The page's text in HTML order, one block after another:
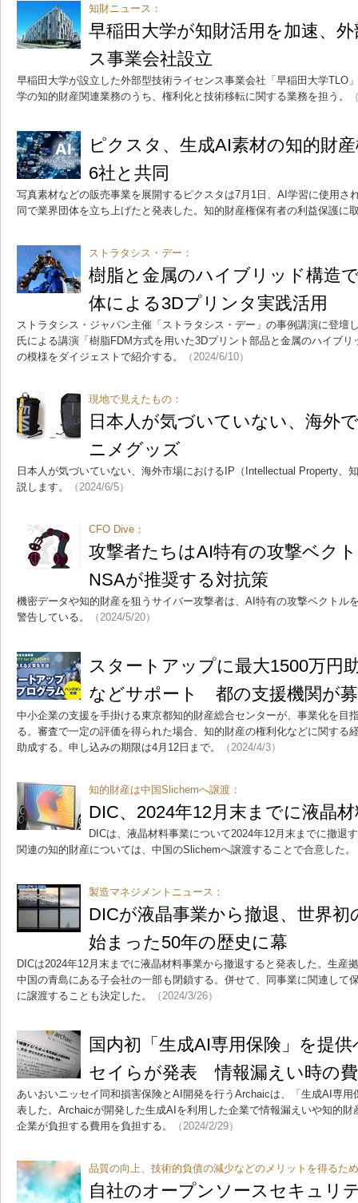
知財ニュース：
早稲田大学が知財活用を加速、
ス事業会社設立
早稲田大学が設立した外部型技術ライセンス事業会社「早稲田大学TLO
学の知的財産関連業務のうち、権利化と技術移転に関する業務を担う。
ピクスタ、生成AI素材の知的財
6社と共同
写真素材などの販売事業を展開するピクスタは7月1日、AI学習に使用さ
同で業界団体を立ち上げたと発表した。知的財産権保有者の利益保護に
ストラタシス・デー：
樹脂と金属のハイブリッド構造
体による3Dプリンタ実践活用
ストラタシス・ジャパン主催「ストラタシス・デー」の事例講演に登壇
氏による講演「樹脂FDM方式を用いた3Dプリント部品と金属のハイブ
の模様をダイジェストで紹介する。
（2024/6/10）
現地で見えたもの：
日本人が気づいていない、海外
ニメグッズ
日本人が気づいていない、海外市場におけるIP（Intellectual Property、
説します。
（2024/6/5）
CFO Dive：
攻撃者たちはAI特有の攻撃ベ
NSAが推奨する対抗策
機密データや知的財産を狙うサイバー攻撃者は、AI特有の攻撃ベクトル
警告している。
（2024/5/20）
スタートアップに最大1500万
などサポート 都の支援機関が
中小企業の支援を手掛ける東京都知的財産総合センターが、事業化を目
る。審査で一定の評価を得られた場合、知的財産の権利化などに関する
助成する。申し込みの期限は4月12日まで。
（2024/4/3）
知的財産は中国Slichemへ譲渡：
DIC、2024年12月末までに液晶
DICは、液晶材料事業について2024年12月末までに撤退
関連の知的財産については、中国のSlichemへ譲渡することで合意した。
製造マネジメントニュース：
DICが液晶事業から撤退、世界
始まった50年の歴史に幕
DICは2024年12月末までに液晶材料事業から撤退すると発表した。生産
中国の青島にある子会社の一部も閉鎖する。併せて、同事業に関連して
に譲渡することも決定した。
（2024/3/26）
国内初「生成AI専用保険」を提
セイらが発表 情報漏えい時の
あいおいニッセイ同和損害保険とAI開発を行うArchaicは、「生成AI専
表した。Archaicが開発した生成AIを利用した企業で情報漏えいや知的
企業が負担する費用を負担する。
（2024/2/29）
品質の向上、技術的負債の減少などのメリットを得るた
自社のオープンソースセキュリ